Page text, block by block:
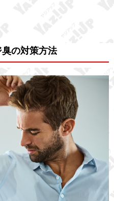
の対策方法